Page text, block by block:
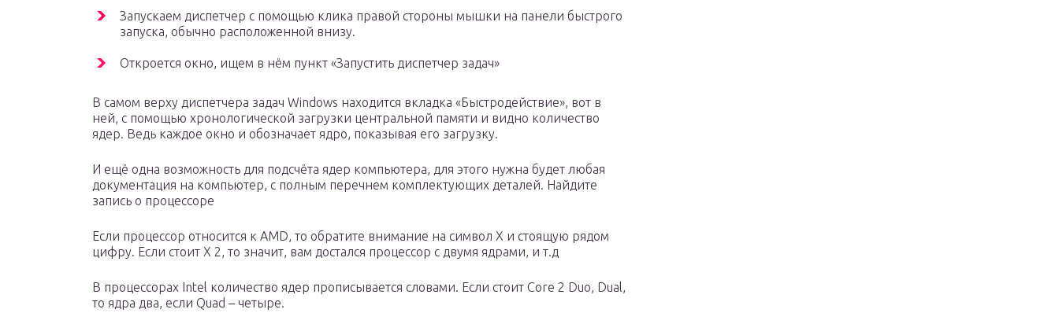
Запускаем диспетчер с помощью клика правой стороны мышки на панели быстрого
запуска, обычно расположенной внизу.
Откроется окно, ищем в нём пункт «Запустить диспетчер задач»
В самом верху диспетчера задач Windows находится вкладка «Быстродействие», вот в
ней, с помощью хронологической загрузки центральной памяти и видно количество
ядер. Ведь каждое окно и обозначает ядро, показывая его загрузку.
И ещё одна возможность для подсчёта ядер компьютера, для этого нужна будет любая
документация на компьютер, с полным перечнем комплектующих деталей. Найдите
запись о процессоре
Если процессор относится к AMD, то обратите внимание на символ Х и стоящую рядом
цифру. Если стоит Х 2, то значит, вам достался процессор с двумя ядрами, и т.д
В процессорах Intel количество ядер прописывается словами. Если стоит Core 2 Duo, Dual,
то ядра два, если Quad – четыре.